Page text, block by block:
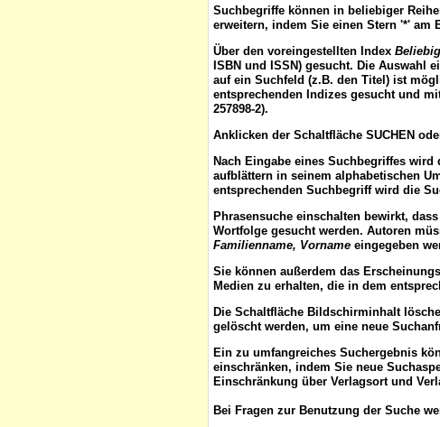
Suchbegriffe können in beliebiger
erweitern, indem Sie einen Stern '*' am
Über den voreingestellten Index
ISBN und ISSN) gesucht. Die Auswahl
auf ein Suchfeld (z.B. den Titel) ist
entsprechenden Indizes gesucht und
257898-2).
Anklicken der Schaltfläche SUCHEN
Nach Eingabe eines Suchbegriffes
aufblättern in seinem alphabetischen
entsprechenden Suchbegriff wird die
Phrasensuche einschalten bewirkt,
Wortfolge gesucht werden. Autoren
Familienname, Vorname eingegeben
Sie können außerdem das
Medien zu erhalten, die in dem
Die Schaltfläche Bildschirminhalt
gelöscht werden, um eine neue
Ein zu umfangreiches Suchergebnis
einschränken, indem Sie neue
Einschränkung über Verlagsort und
Bei Fragen zur Benutzung der Suche